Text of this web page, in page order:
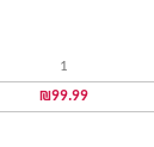
1
₪99.99